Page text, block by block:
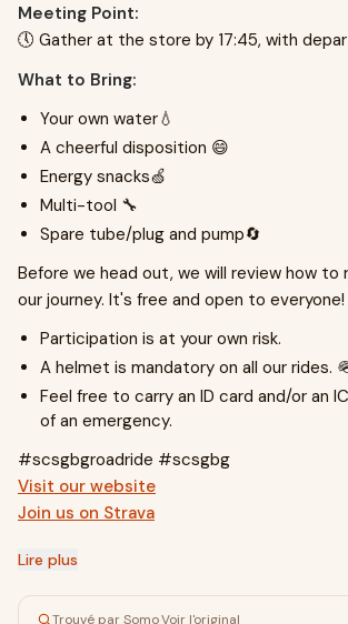
Meeting Point:
🕔 Gather at the store by 17:45, with
What to Bring:
Your own water💧
A cheerful disposition 😄
Energy snacks🍏
Multi-tool 🔧
Spare tube/plug and pump🔄
Before we head out, we will review how to
our journey. It's free and open to everyone!
Participation is at your own risk.
A helmet is mandatory on all our rides.
Feel free to carry an ID card and/or an
of an emergency.
#scsgbgroadride #scsgbg
Visit our website
Join us on Strava
Lire plus
Trouvé par SomoVoir l'original